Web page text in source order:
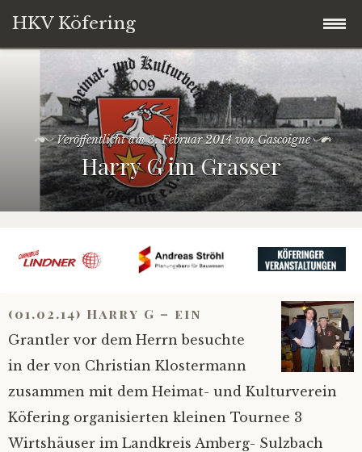
HKV Köfering
Inhalt
springen
Termine
Brotbackofen
Kirwaleit
Über uns
Service
Impressum
Mietinventar
Bilder
2026
Veröffentlicht am3. Februar 2014vonGascoigne
Harry G im Grasser
(01.02.14) Harry G – ein
Grantler vor dem Herrn besuchte
in der von Christian Klostermann
zusammen mit dem Heimat- und Kulturverein
Köfering organisierten kleinen Tournee 3
Wirtshäuser im Landkreis Amberg- Sulzbach